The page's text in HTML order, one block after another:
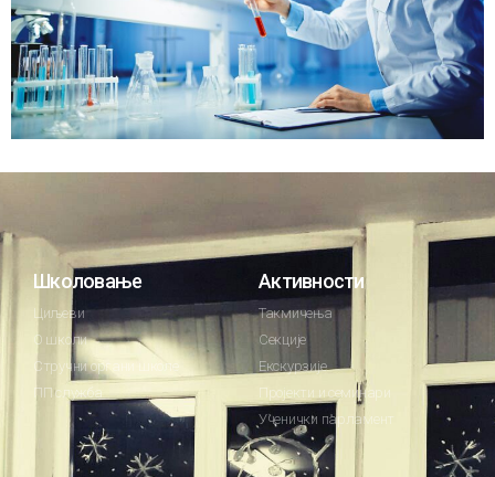
Школовање
Циљеви
О школи
Стручни органи школе
ПП служба
Активности
Такмичења
Секције
Екскурзије
Пројекти и семинари
Ученички парламент